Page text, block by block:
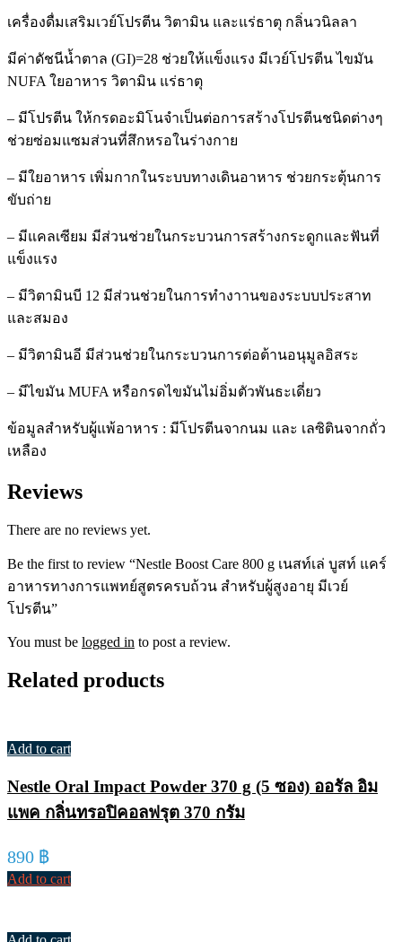
สูง
มี
เวย์
quantity
เครื่องดื่มเสริมเวย์โปรตีน วิตามิน และแร่ธาตุ กลิ่นวนิลลา
มีค่าดัชนีน้ำตาล (GI)=28 ช่วยให้แข็งแรง มีเวย์โปรตีน ไขมัน
NUFA ใยอาหาร วิตามิน แร่ธาตุ
– มีโปรตีน ให้กรดอะมิโนจำเป็นต่อการสร้างโปรตีนชนิดต่างๆ
ช่วยซ่อมแซมส่วนที่สึกหรอในร่างกาย
– มีใยอาหาร เพิ่มกากในระบบทางเดินอาหาร ช่วยกระตุ้นการ
ขับถ่าย
– มีแคลเซียม มีส่วนช่วยในกระบวนการสร้างกระดูกและฟันที่
แข็งแรง
– มีวิตามินบี 12 มีส่วนช่วยในการทำงาานของระบบประสาท
และสมอง
– มีวิตามินอี มีส่วนช่วยในกระบวนการต่อต้านอนุมูลอิสระ
– มีไขมัน MUFA หรือกรดไขมันไม่อิ่มตัวพันธะเดี่ยว
ข้อมูลสําหรับผู้แพ้อาหาร : มีโปรตีนจากนม และ เลซิตินจากถั่ว
เหลือง
Reviews
There are no reviews yet.
Be the first to review “Nestle Boost Care 800 g เนสท์เล่ บูสท์ แคร์
อาหารทางการแพทย์สูตรครบถ้วน สำหรับผู้สูงอายุ มีเวย์
โปรตีน”
You must be logged in to post a review.
Related products
Add to cart
Nestle Oral Impact Powder 370 g (5 ซอง) ออรัล อิม
แพค กลิ่นทรอปิคอลฟรุต 370 กรัม
890 ฿
Add to cart